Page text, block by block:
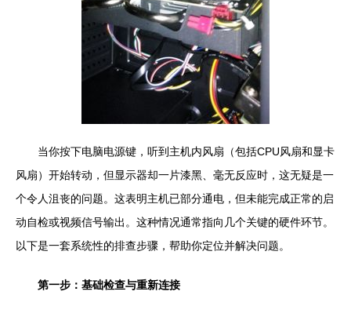
当你按下电脑电源键，听到主机内风扇（包括CPU风扇和显卡
风扇）开始转动，但显示器却一片漆黑、毫无反应时，这无疑是一
个令人沮丧的问题。这表明主机已部分通电，但未能完成正常的启
动自检或视频信号输出。这种情况通常指向几个关键的硬件环节。
以下是一套系统性的排查步骤，帮助你定位并解决问题。
第一步：基础检查与重新连接